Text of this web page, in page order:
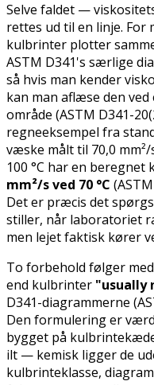
Selve faldet —
rettes ud til en linje. For
kulbrinter plotter
ASTM D341's særlige
så hvis man kender
kan man aflæse den
område (ASTM D341-
regneeksempel fra
væske målt til 70,0 mm²/
100 °C har en
mm²/s ved 70 °C
Det er præcis det
stiller, når laboratoriet
men lejet faktisk kører
To forbehold følger
end kulbrinter "usually
D341-diagrammerne
Den formulering er
bygget på
ilt — kemisk ligger de
kulbrinteklasse,